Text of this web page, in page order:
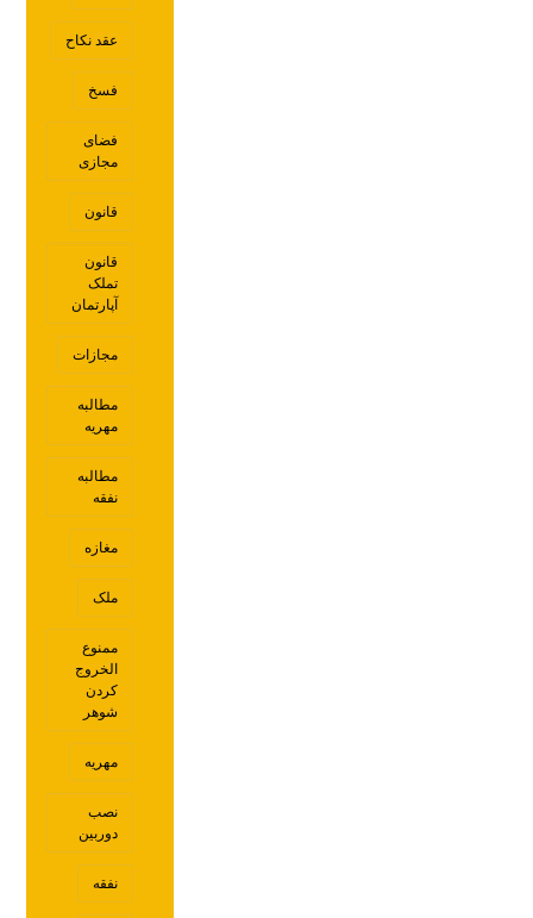
عقد نکاح
فسخ
فضای
مجازی
قانون
قانون
تملک
آپارتمان
مجازات
مطالبه
مهریه
مطالبه
نفقه
مغازه
ملک
ممنوع
الخروج
کردن
شوهر
مهریه
نصب
دوربین
نفقه